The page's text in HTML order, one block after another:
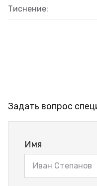
Тиснение:
Задать вопрос
Имя